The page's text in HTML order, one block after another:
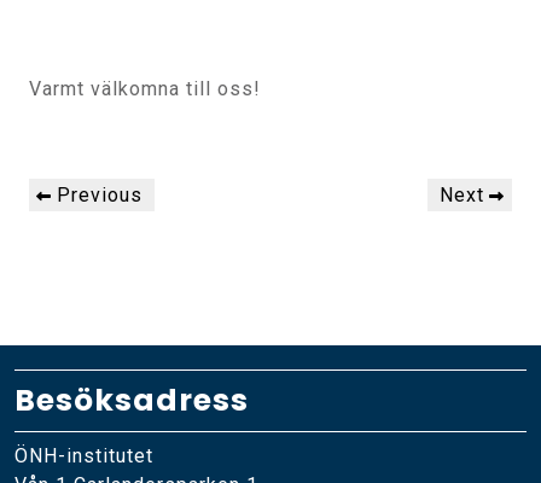
Varmt välkomna till oss!
Inläggsnavigering
Previous
Previous
Next
Next
Besöksadress
ÖNH-institutet